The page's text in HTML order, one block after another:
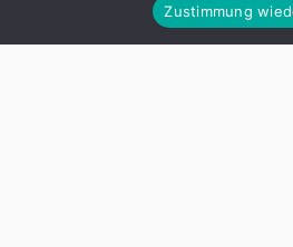
Zustimmung